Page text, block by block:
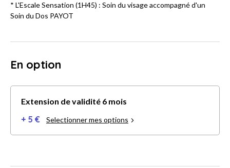
* L'Escale Sensation (1H45) : Soin du visage accompagné d'un
Soin du Dos PAYOT
En option
Extension de validité 6 mois
+ 5 € Selectionner mes options